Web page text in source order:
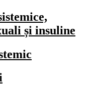
și insuline